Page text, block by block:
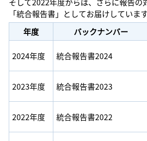
「統合報告書」としてお届けしています
年度
バックナンバー
2024年度 統合報告書2024
2023年度 統合報告書2023
2022年度 統合報告書2022